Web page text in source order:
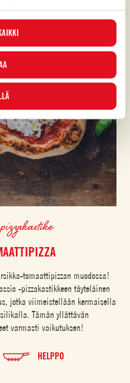
milloin tahansa, mitkä
evästeluetteloa ”HALLINNOI”-
Evästekäytäntöömme.
tomaattipizzan muodossa!
-pizzakastikkeen täyteläinen
jotka viimeistellään kermaisella
Tämän yllättävän
varmasti vaikutuksen!
HELPPO